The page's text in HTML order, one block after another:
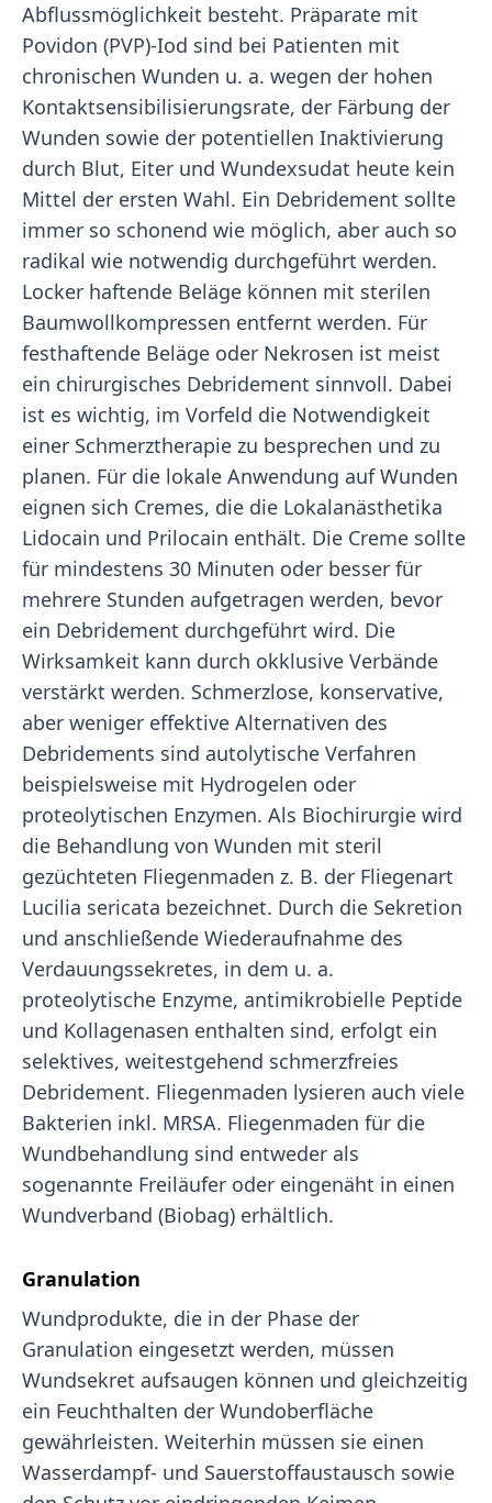
Abflussmöglichkeit besteht. Präparate mit
Povidon (PVP)-Iod sind bei Patienten mit
chronischen Wunden u. a. wegen der hohen
Kontaktsensibilisierungsrate, der Färbung der
Wunden sowie der potentiellen Inaktivierung
durch Blut, Eiter und Wundexsudat heute kein
Mittel der ersten Wahl. Ein Debridement sollte
immer so schonend wie möglich, aber auch so
radikal wie notwendig durchgeführt werden.
Locker haftende Beläge können mit sterilen
Baumwollkompressen entfernt werden. Für
festhaftende Beläge oder Nekrosen ist meist
ein chirurgisches Debridement sinnvoll. Dabei
ist es wichtig, im Vorfeld die Notwendigkeit
einer Schmerztherapie zu besprechen und zu
planen. Für die lokale Anwendung auf Wunden
eignen sich Cremes, die die Lokalanästhetika
Lidocain und Prilocain enthält. Die Creme sollte
für mindestens 30 Minuten oder besser für
mehrere Stunden aufgetragen werden, bevor
ein Debridement durchgeführt wird. Die
Wirksamkeit kann durch okklusive Verbände
verstärkt werden. Schmerzlose, konservative,
aber weniger effektive Alternativen des
Debridements sind autolytische Verfahren
beispielsweise mit Hydrogelen oder
proteolytischen Enzymen. Als Biochirurgie wird
die Behandlung von Wunden mit steril
gezüchteten Fliegenmaden z. B. der Fliegenart
Lucilia sericata bezeichnet. Durch die Sekretion
und anschließende Wiederaufnahme des
Verdauungssekretes, in dem u. a.
proteolytische Enzyme, antimikrobielle Peptide
und Kollagenasen enthalten sind, erfolgt ein
selektives, weitestgehend schmerzfreies
Debridement. Fliegenmaden lysieren auch viele
Bakterien inkl. MRSA. Fliegenmaden für die
Wundbehandlung sind entweder als
sogenannte Freiläufer oder eingenäht in einen
Wundverband (Biobag) erhältlich.
Granulation
Wundprodukte, die in der Phase der
Granulation eingesetzt werden, müssen
Wundsekret aufsaugen können und gleichzeitig
ein Feuchthalten der Wundoberfläche
gewährleisten. Weiterhin müssen sie einen
Wasserdampf- und Sauerstoffaustausch sowie